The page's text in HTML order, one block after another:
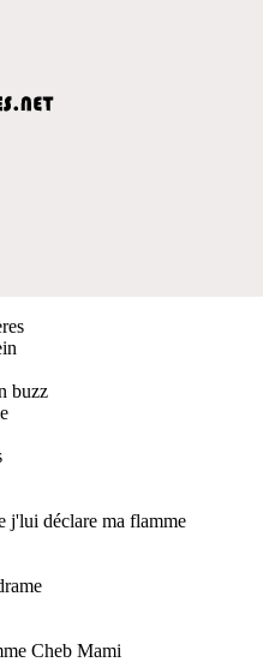
buzz
j'lui déclare ma flamme
Cheb Mami